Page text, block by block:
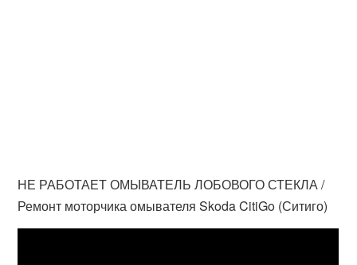
НЕ РАБОТАЕТ ОМЫВАТЕЛЬ ЛОБОВОГО СТЕКЛА /
Ремонт моторчика омывателя Skoda CitiGo (Ситиго)